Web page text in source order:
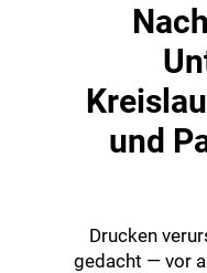
und
Drucken
gedacht — vor